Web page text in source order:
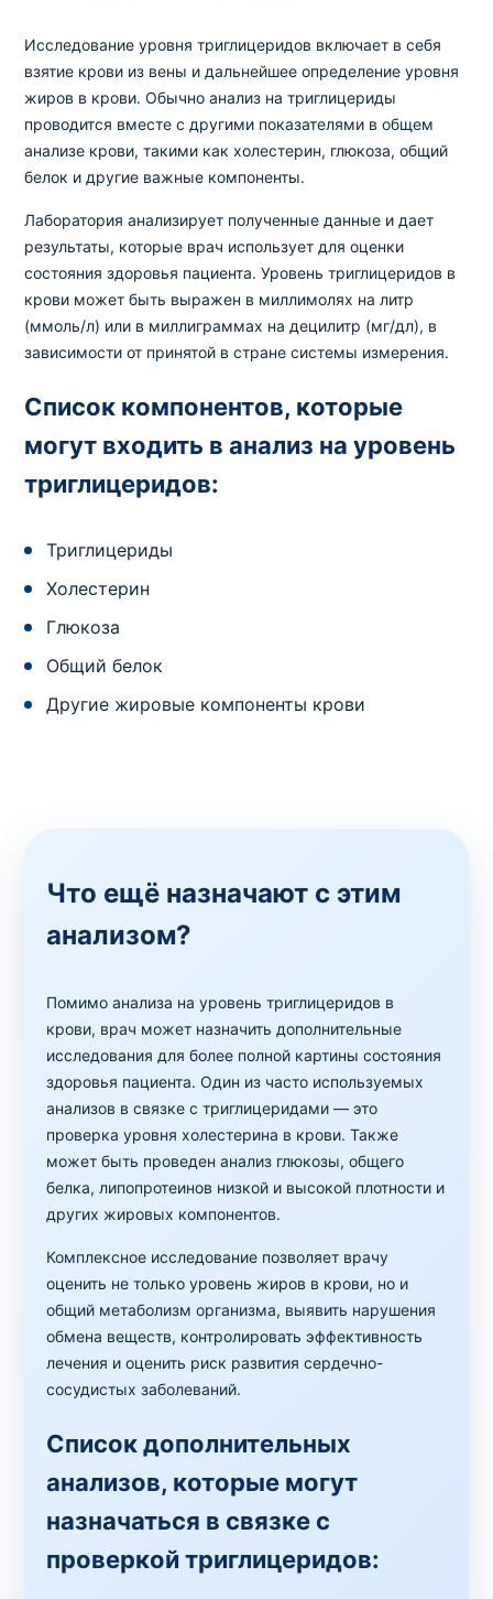
Исследование уровня триглицеридов включает в себя
взятие крови из вены и дальнейшее определение уровня
жиров в крови. Обычно анализ на триглицериды
проводится вместе с другими показателями в общем
анализе крови, такими как холестерин, глюкоза, общий
белок и другие важные компоненты.
Лаборатория анализирует полученные данные и дает
результаты, которые врач использует для оценки
состояния здоровья пациента. Уровень триглицеридов в
крови может быть выражен в миллимолях на литр
(ммоль/л) или в миллиграммах на децилитр (мг/дл), в
зависимости от принятой в стране системы измерения.
Список компонентов, которые
могут входить в анализ на уровень
триглицеридов:
Триглицериды
Холестерин
Глюкоза
Общий белок
Другие жировые компоненты крови
Что ещё назначают с этим
анализом?
Помимо анализа на уровень триглицеридов в
крови, врач может назначить дополнительные
исследования для более полной картины состояния
здоровья пациента. Один из часто используемых
анализов в связке с триглицеридами — это
проверка уровня холестерина в крови. Также
может быть проведен анализ глюкозы, общего
белка, липопротеинов низкой и высокой плотности и
других жировых компонентов.
Комплексное исследование позволяет врачу
оценить не только уровень жиров в крови, но и
общий метаболизм организма, выявить нарушения
обмена веществ, контролировать эффективность
лечения и оценить риск развития сердечно-
сосудистых заболеваний.
Список дополнительных
анализов, которые могут
назначаться в связке с
проверкой триглицеридов: